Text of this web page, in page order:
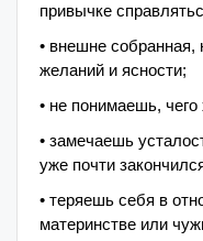
привычке
• внешне собранная,
желаний и ясности;
• не понимаешь,
• замечаешь
уже почти
• теряешь себя в
материнстве или